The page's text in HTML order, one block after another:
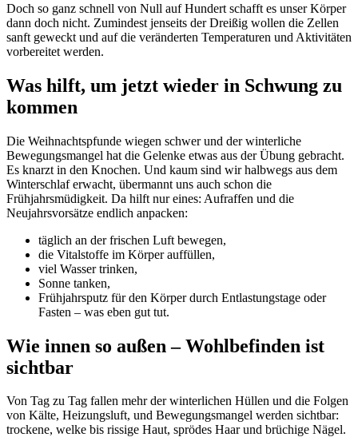
Doch so ganz schnell von Null auf Hundert schafft es unser Körper
dann doch nicht. Zumindest jenseits der Dreißig wollen die Zellen
sanft geweckt und auf die veränderten Temperaturen und Aktivitäten
vorbereitet werden.
Was hilft, um jetzt wieder in Schwung zu
kommen
Die Weihnachtspfunde wiegen schwer und der winterliche
Bewegungsmangel hat die Gelenke etwas aus der Übung gebracht.
Es knarzt in den Knochen. Und kaum sind wir halbwegs aus dem
Winterschlaf erwacht, übermannt uns auch schon die
Frühjahrsmüdigkeit. Da hilft nur eines: Aufraffen und die
Neujahrsvorsätze endlich anpacken:
täglich an der frischen Luft bewegen,
die Vitalstoffe im Körper auffüllen,
viel Wasser trinken,
Sonne tanken,
Frühjahrsputz für den Körper durch Entlastungstage oder
Fasten – was eben gut tut.
Wie innen so außen – Wohlbefinden ist
sichtbar
Von Tag zu Tag fallen mehr der winterlichen Hüllen und die Folgen
von Kälte, Heizungsluft, und Bewegungsmangel werden sichtbar:
trockene, welke bis rissige Haut, sprödes Haar und brüchige Nägel.